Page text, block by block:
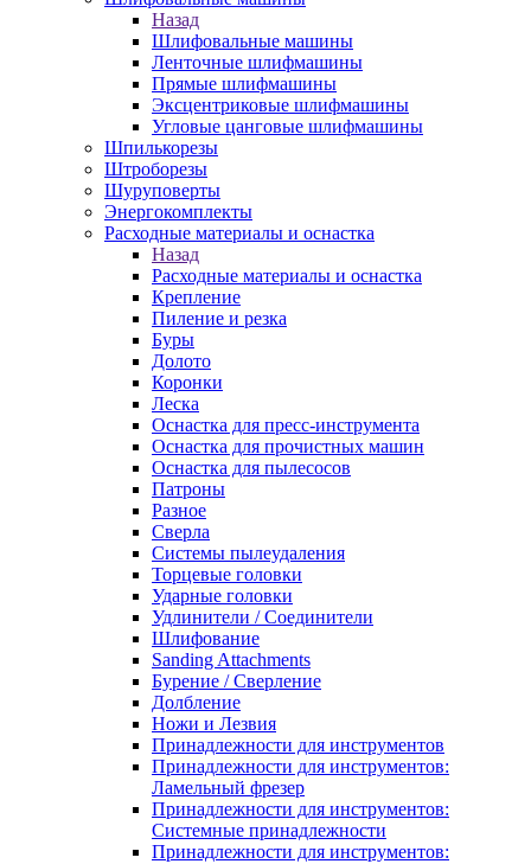
Назад
Шлифовальные машины
Ленточные шлифмашины
Прямые шлифмашины
Эксцентриковые шлифмашины
Угловые цанговые шлифмашины
Шпилькорезы
Штроборезы
Шуруповерты
Энергокомплекты
Расходные материалы и оснастка
Назад
Расходные материалы и оснастка
Крепление
Пиление и резка
Буры
Долото
Коронки
Леска
Оснастка для пресс-инструмента
Оснастка для прочистных машин
Оснастка для пылесосов
Патроны
Разное
Сверла
Системы пылеудаления
Торцевые головки
Ударные головки
Удлинители / Соединители
Шлифование
Sanding Attachments
Бурение / Сверление
Долбление
Ножи и Лезвия
Принадлежности для инструментов
Принадлежности для инструментов:
Ламельный фрезер
Принадлежности для инструментов:
Системные принадлежности
Принадлежности для инструментов: